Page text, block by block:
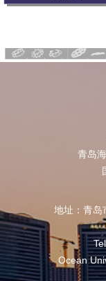
青岛
地址：青岛
Ocean